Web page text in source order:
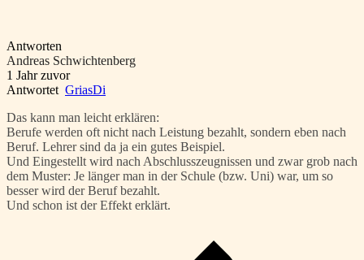
Antworten
Andreas Schwichtenberg
1 Jahr zuvor
Antwortet GriasDi
Das kann man leicht erklären:
Berufe werden oft nicht nach Leistung bezahlt, sondern eben nach
Beruf. Lehrer sind da ja ein gutes Beispiel.
Und Eingestellt wird nach Abschlusszeugnissen und zwar grob nach
dem Muster: Je länger man in der Schule (bzw. Uni) war, um so
besser wird der Beruf bezahlt.
Und schon ist der Effekt erklärt.